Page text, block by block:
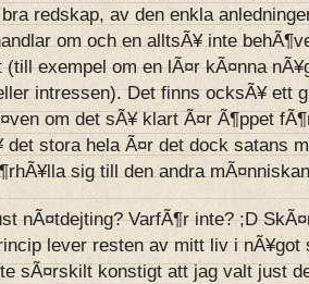
redskap, av den enkla
om och en alltsÃ¥ inte
(till exempel om en lÃ¤r kÃ¤nna
intressen). Det finns ocksÃ¥ ett
om det sÃ¥ klart Ã¤r Ã¶ppet
det stora hela Ã¤r det dock satans
sig till den andra
nÃ¤tdejting? VarfÃ¶r inte? ;D
lever resten av mitt liv i nÃ¥got
sÃ¤rskilt konstigt att jag valt just